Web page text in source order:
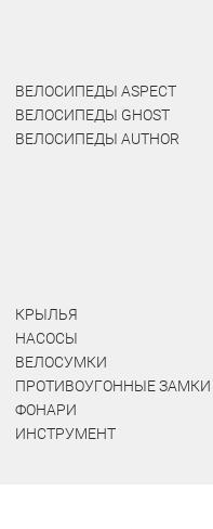
ВЕЛОСИПЕДЫ ASPECT
ВЕЛОСИПЕДЫ GHOST
ВЕЛОСИПЕДЫ AUTHOR
КРЫЛЬЯ
НАСОСЫ
ВЕЛОСУМКИ
ПРОТИВОУГОННЫЕ ЗАМКИ
ФОНАРИ
ИНСТРУМЕНТ